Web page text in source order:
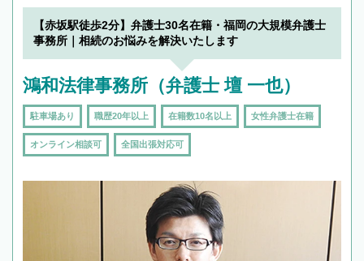
19時以降TEL可の条件
を加えて再検索
【赤坂駅徒歩2分】弁護士30名在籍・福岡の大規模弁護士
事務所｜相続のお悩みを解決いたします
鴻和法律事務所（弁護士 壇 一也）
駐車場あり 職歴20年以上 在籍数10名以上 女性弁護士在籍
オンライン相談可 全国出張対応可